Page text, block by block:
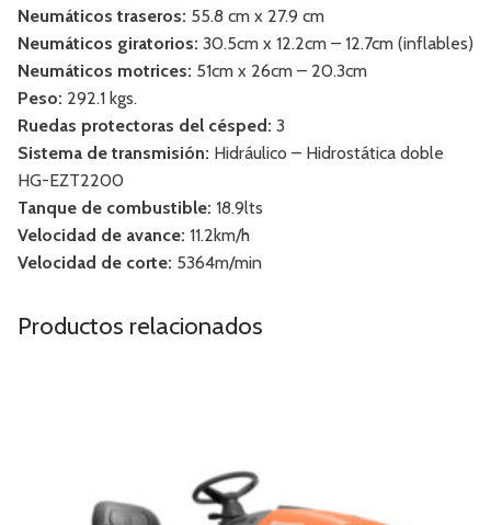
Neumáticos traseros: 55.8 cm x 27.9 cm
Neumáticos giratorios: 30.5cm x 12.2cm – 12.7cm (inflables)
Neumáticos motrices: 51cm x 26cm – 20.3cm
Peso: 292.1 kgs.
Ruedas protectoras del césped: 3
Sistema de transmisión: Hidráulico – Hidrostática doble
HG-EZT2200
Tanque de combustible: 18.9lts
Velocidad de avance: 11.2km/h
Velocidad de corte: 5364m/min
Productos relacionados